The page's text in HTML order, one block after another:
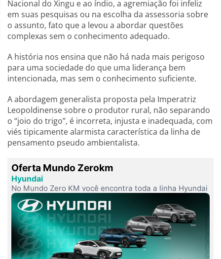
Nacional do Xingu e ao índio, a agremiação foi infeliz
em suas pesquisas ou na escolha da assessoria sobre
o assunto, fato que a levou a abordar questões
complexas sem o conhecimento adequado.
A história nos ensina que não há nada mais perigoso
para uma sociedade do que uma liderança bem
intencionada, mas sem o conhecimento suficiente.
A abordagem generalista proposta pela Imperatriz
Leopoldinense sobre o produtor rural, não separando
o “joio do trigo”, é incorreta, injusta e inadequada, com
viés tipicamente alarmista característica da linha de
pensamento pseudo ambientalista.